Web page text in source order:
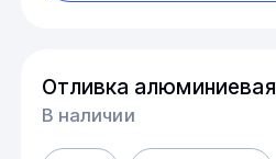
Отливка алюминиевая
В наличии